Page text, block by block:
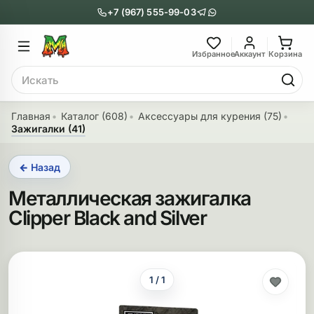
+7 (967) 555-99-03
ИзбранноеАккаунт Корзина
Поиск
Главное меню
Бонги
бонги
с перколятором
бонги
Главное
Трубки
Металлические
Выпариватели
Главная Каталог (608)
Аксессуары для курения (75)
Зажигалки (41)
← Назад
Металлическая зажигалка
Clipper Black and Silver
1 / 1